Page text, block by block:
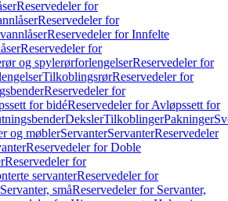
Reservedeler for
Reservedeler for
Reservedeler for Innfelte
Reservedeler for
og spylerørforlengelserReservedeler for
TilkoblingsrørReservedeler for
Reservedeler for
for bidéReservedeler for Avløpssett for
DekslerTilkoblingerPakninger
og møblerServanterServanterReservedeler
Reservedeler for Doble
Reservedeler for
servanterReservedeler for
Servanter, småReservedeler for Servanter,